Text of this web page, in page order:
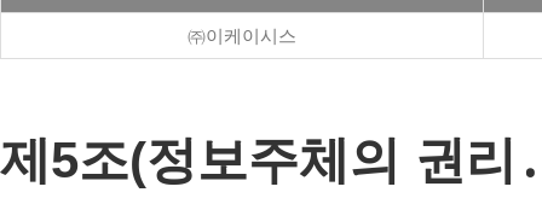
㈜이케이시스
제5조(정보주체의 권리